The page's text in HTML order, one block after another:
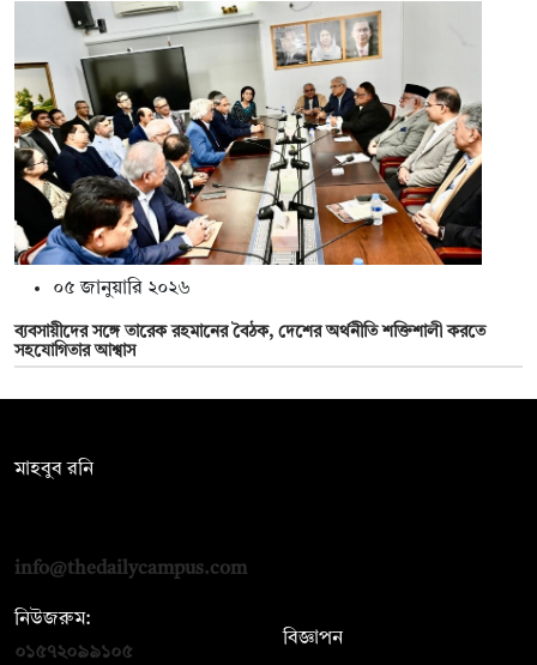
০৫ জানুয়ারি ২০২৬
ব্যবসায়ীদের সঙ্গে তারেক রহমানের বৈঠক, দেশের অর্থনীতি শক্তিশালী করতে
সহযোগিতার আশ্বাস
মাহবুব রনি
info@thedailycampus.com
নিউজরুম:
০১৫৭২০৯৯১০৫
বিজ্ঞাপন